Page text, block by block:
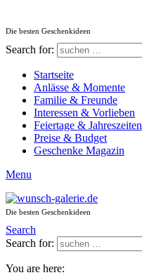
Die besten Geschenkideen
Search for:
Startseite
Anlässe & Momente
Familie & Freunde
Interessen & Vorlieben
Feiertage & Jahreszeiten
Preise & Budget
Geschenke Magazin
Menu
Die besten Geschenkideen
Search
Search for:
You are here: